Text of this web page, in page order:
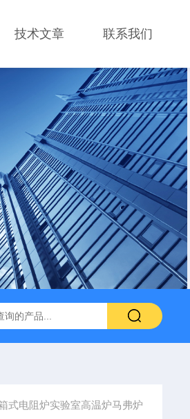
技术文章 联系我们
照培养箱 LRH-300DB叶拓
式电阻炉实验室高温炉马弗炉